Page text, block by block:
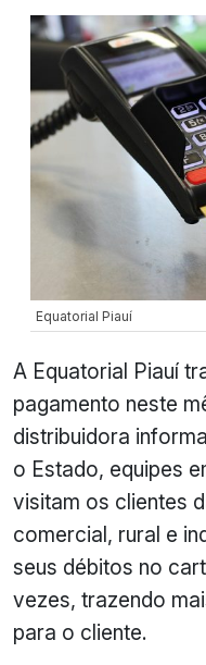
Equatorial Piauí
A Equatorial Piauí
pagamento neste
distribuidora
o Estado, equipes
visitam os clientes
comercial, rural e
seus débitos no
vezes, trazendo
para o cliente.